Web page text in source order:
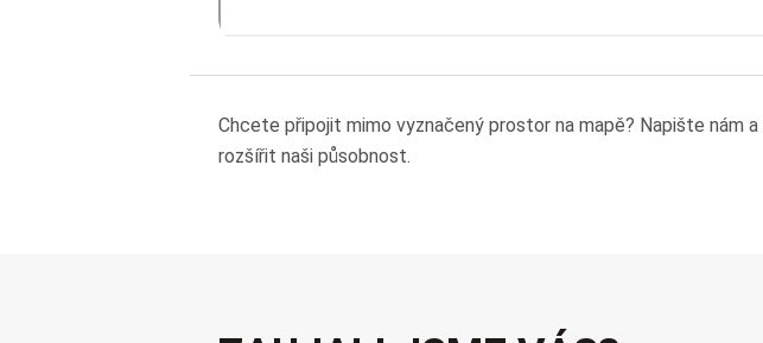
Chcete připojit mimo vyznačený prostor na mapě? Napište nám
rozšířit naši působnost.